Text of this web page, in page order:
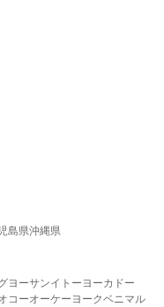
島県沖縄県
ヨーサンイトーヨーカドー
コーオーケー ヨークベニマル